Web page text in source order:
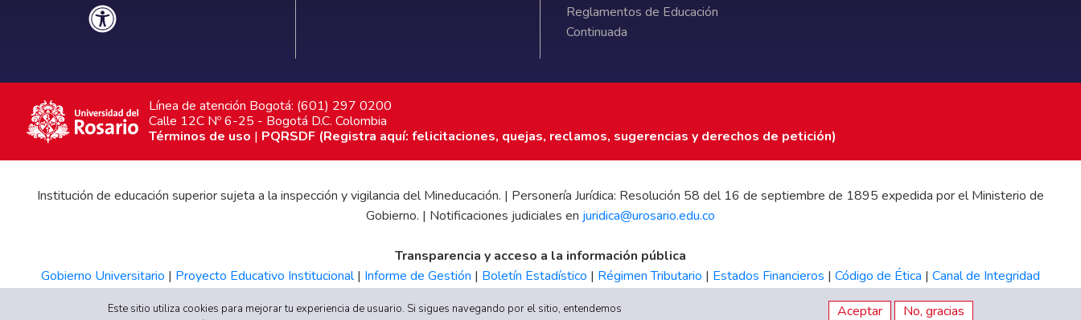
Reglamentos de Educación
Continuada
Línea de atención Bogotá: (601) 297 0200
Calle 12C Nº 6-25 - Bogotá D.C. Colombia
Términos de uso | PQRSDF (Registra aquí: felicitaciones, quejas, reclamos, sugerencias y derechos de petición)
Institución de educación superior sujeta a la inspección y vigilancia del Mineducación. | Personería Jurídica: Resolución 58 del 16 de septiembre de 1895 expedida por el Ministerio de
Gobierno. | Notificaciones judiciales en juridica@urosario.edu.co
Transparencia y acceso a la información pública
Gobierno Universitario | Proyecto Educativo Institucional| Informe de Gestión | Boletín Estadístico | Régimen Tributario | Estados Financieros | Código de Ética | Canal de Integridad
Este sitio utiliza cookies para mejorar tu experiencia de usuario. Si sigues navegando por el sitio, entendemos
Aceptar No, gracias